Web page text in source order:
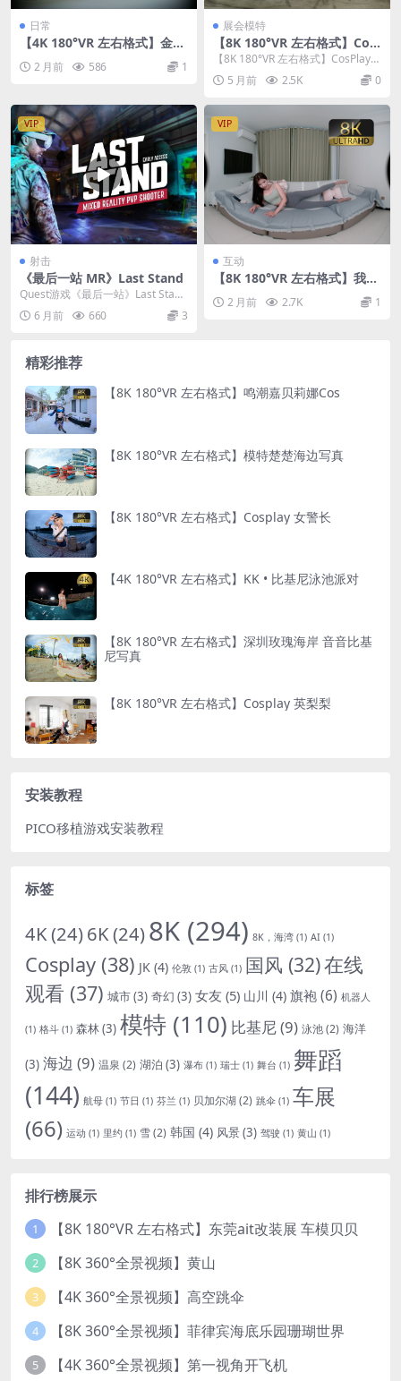
日常
【4K 180°VR 左右格式】金色
2 月前 586 1
展会模特
【8K 180°VR 左右格式】Cos
Play模特特写
【8K 180°VR 左右格式】CosPlay模
特特写
5 月前 2.5K 0
VIP
射击
《最后一站 MR》Last Stand
Quest游戏《最后一站》Last Stand
是一款充分利用混合现实（MR）
技...6 月前 660 3
VIP
互动
【8K 180°VR 左右格式】我的
2 月前 2.7K 1
精彩推荐
【8K 180°VR 左右格式】鸣潮嘉贝莉娜Cos
【8K 180°VR 左右格式】模特楚楚海边写真
【8K 180°VR 左右格式】Cosplay 女警长
【4K 180°VR 左右格式】KK • 比基尼泳池派对
【8K 180°VR 左右格式】深圳玫瑰海岸 音音比基
尼写真
【8K 180°VR 左右格式】Cosplay 英梨梨
安装教程
PICO移植游戏安装教程
标签
4K(24)6K(24)8K (294) 8K，海湾 (1) AI (1)
Cosplay (38) JK (4) 伦敦 (1) 古风 (1) 国风 (32)在线
观看 (37) 城市(3) 奇幻 (3) 女友 (5) 山川 (4) 旗袍(6) 机器人
(1) 格斗 (1) 森林(3) 模特 (110) 比基尼(9) 泳池(2) 海洋
(3) 海边 (9) 温泉 (2) 湖泊 (3) 瀑布 (1) 瑞士 (1) 舞台 (1) 舞蹈
(144) 航母 (1) 节日 (1) 芬兰 (1) 贝加尔湖 (2) 跳伞 (1) 车展
(66) 运动 (1) 里约 (1) 雪(2) 韩国 (4) 风景(3) 驾驶 (1) 黄山 (1)
排行榜展示
1 【8K 180°VR 左右格式】东莞ait改装展 车模贝贝
2 【8K 360°全景视频】黄山
3 【4K 360°全景视频】高空跳伞
4 【8K 360°全景视频】菲律宾海底乐园珊瑚世界
5 【4K 360°全景视频】第一视角开飞机